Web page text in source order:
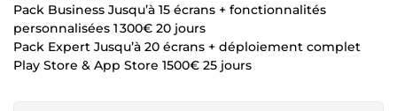
Pack Business Jusqu’à 15 écrans + fonctionnalités
personnalisées 1 300€ 20 jours
Pack Expert Jusqu’à 20 écrans + déploiement complet
Play Store & App Store 1500€ 25 jours